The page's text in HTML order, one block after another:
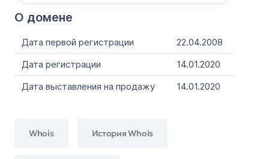
О домене
Дата первой регистрации
22.04.2008
Дата регистрации
14.01.2020
Дата выставления на продажу
14.01.2020
Whois История Whois